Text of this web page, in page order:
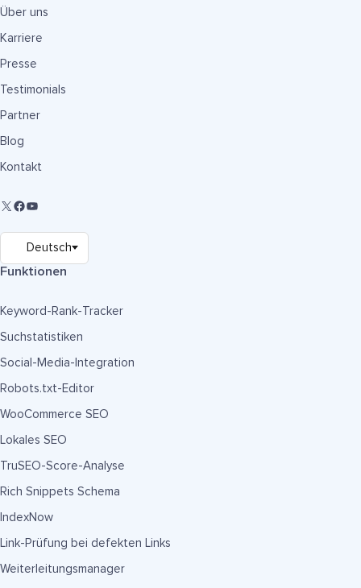
Über uns
Karriere
Presse
Testimonials
Partner
Blog
Kontakt
Funktionen
Keyword-Rank-Tracker
Suchstatistiken
Social-Media-Integration
Robots.txt-Editor
WooCommerce SEO
Lokales SEO
TruSEO-Score-Analyse
Rich Snippets Schema
IndexNow
Link-Prüfung bei defekten Links
Weiterleitungsmanager